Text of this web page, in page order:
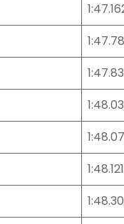
1:48.121